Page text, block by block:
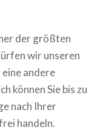
der größten
wir unseren
andere
können Sie bis zu
nach Ihrer
handeln.